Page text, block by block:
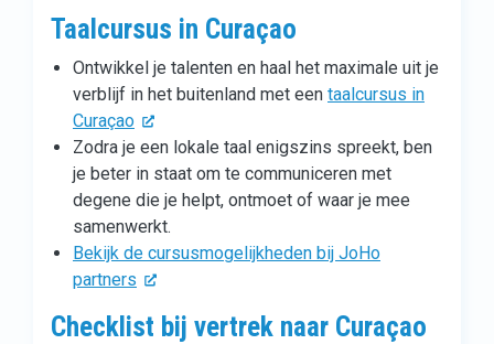
Taalcursus in Curaçao
Ontwikkel je talenten en haal het maximale uit je
verblijf in het buitenland met een taalcursus in
Curaçao
Zodra je een lokale taal enigszins spreekt, ben
je beter in staat om te communiceren met
degene die je helpt, ontmoet of waar je mee
samenwerkt.
Bekijk de cursusmogelijkheden bij JoHo
partners
Checklist bij vertrek naar Curaçao